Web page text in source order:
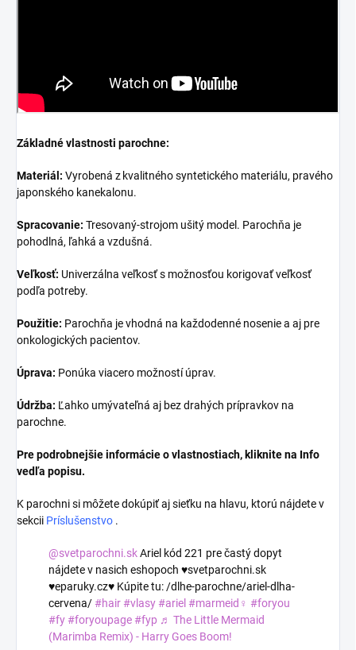
Základné vlastnosti parochne:
Materiál: Vyrobená z kvalitného syntetického materiálu, pravého
japonského kanekalonu.
Spracovanie: Tresovaný-strojom ušitý model. Parochňa je
pohodlná, ľahká a vzdušná.
Veľkosť: Univerzálna veľkosť s možnosťou korigovať veľkosť
podľa potreby.
Použitie: Parochňa je vhodná na každodenné nosenie a aj pre
onkologických pacientov.
Úprava: Ponúka viacero možností úprav.
Údržba: Ľahko umývateľná aj bez drahých prípravkov na
parochne.
Pre podrobnejšie informácie o vlastnostiach, kliknite na Info
vedľa popisu.
K parochni si môžete dokúpiť aj sieťku na hlavu, ktorú nájdete v
sekcii Príslušenstvo .
@svetparochni.skAriel kód 221 pre častý dopyt
nájdete v nasich eshopoch ♥️svetparochni.sk
♥️eparuky.cz♥️ Kúpite tu: /dlhe-parochne/ariel-dlha-
cervena/#hair#vlasy#ariel #marmeid‍♀️ #foryou
#fy#foryoupage#fyp ♬ The Little Mermaid
(Marimba Remix) - Harry Goes Boom!